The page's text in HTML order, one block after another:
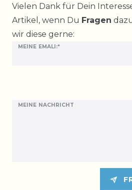
Vielen Dank für Dein
Artikel, wenn Du Fragen
wir diese gerne:
MEINE EMALI:*
MEINE NACHRICHT